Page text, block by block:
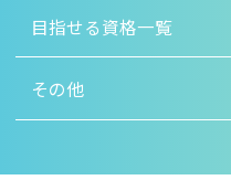
目指せる資格一覧
その他